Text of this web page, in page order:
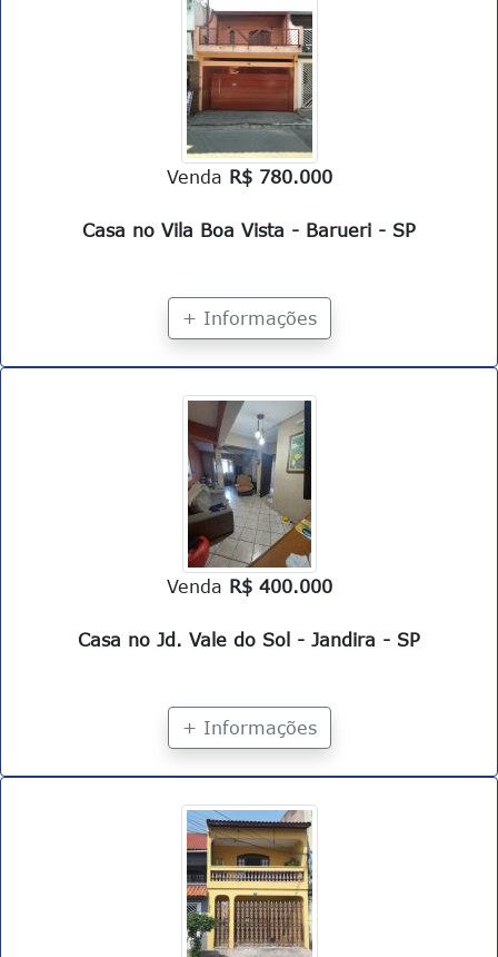
Venda R$ 780.000
Casa no Vila Boa Vista - Barueri - SP
+ Informações
Venda R$ 400.000
Casa no Jd. Vale do Sol - Jandira - SP
+ Informações